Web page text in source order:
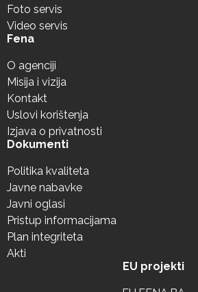
Foto servis
Video servis
Fena
O agenciji
Misija i vizija
Kontakt
Uslovi korištenja
Izjava o privatnosti
Dokumenti
Politika kvaliteta
Javne nabavke
Javni oglasi
Pristup informacijama
Plan integriteta
Akti
EU projekti